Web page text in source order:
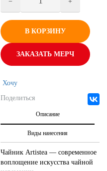
В КОРЗИНУ
ЗАКАЗАТЬ МЕРЧ
Хочу
Поделиться
Описание
Виды нанесения
Чайник Artistea — современное
воплощение искусства чайной